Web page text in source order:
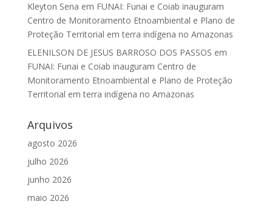
Kleyton Sena em FUNAI: Funai e Coiab inauguram
Centro de Monitoramento Etnoambiental e Plano de
Proteção Territorial em terra indígena no Amazonas
ELENILSON DE JESUS BARROSO DOS PASSOS em
FUNAI: Funai e Coiab inauguram Centro de
Monitoramento Etnoambiental e Plano de Proteção
Territorial em terra indígena no Amazonas
Arquivos
agosto 2026
julho 2026
junho 2026
maio 2026